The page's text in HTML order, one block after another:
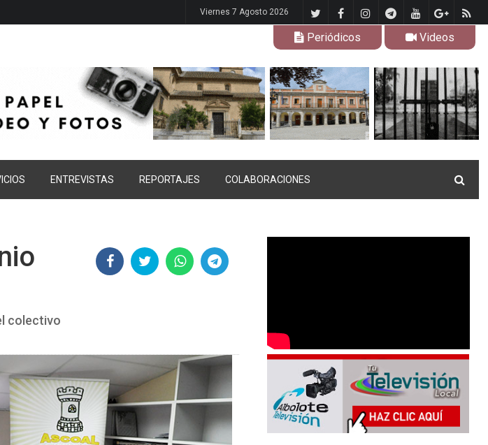
Viernes 7 Agosto 2026
Periódicos Videos
ENTREVISTAS REPORTAJES COLABORACIONES
colectivo